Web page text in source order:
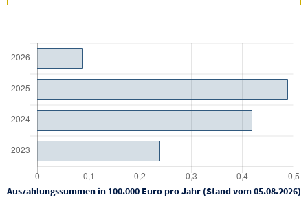
Auszahlungssummen in 100.000 Euro pro Jahr (Stand vom 05.08.2026)